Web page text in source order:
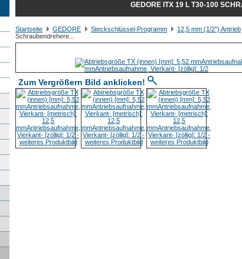
GEDORE ITX 19 L T30-100
Startseite GEDORE Steckschlüssel-Programm 12,5 mm (1/2") Antrieb
Schraubendrehere...
Zum Vergrößern Bild anklicken!